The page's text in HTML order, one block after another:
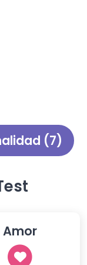
(7)
Amor